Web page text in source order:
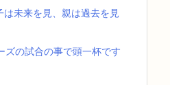
未来を見、親は過去を見
ズの試合の事で頭一杯です